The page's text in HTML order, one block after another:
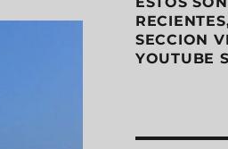
SECCION
YOUTUBE